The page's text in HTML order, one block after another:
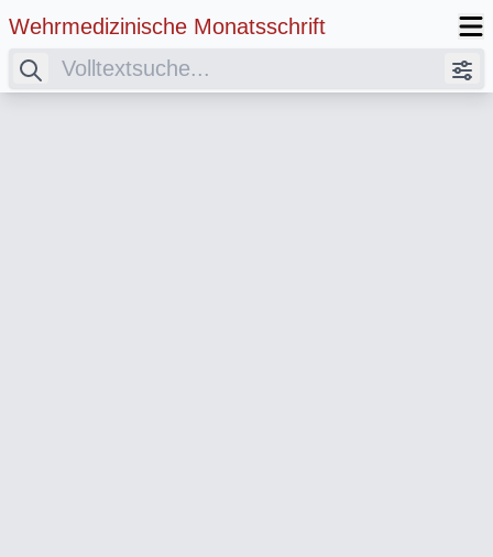
Wehrmedizinische Monatsschrift